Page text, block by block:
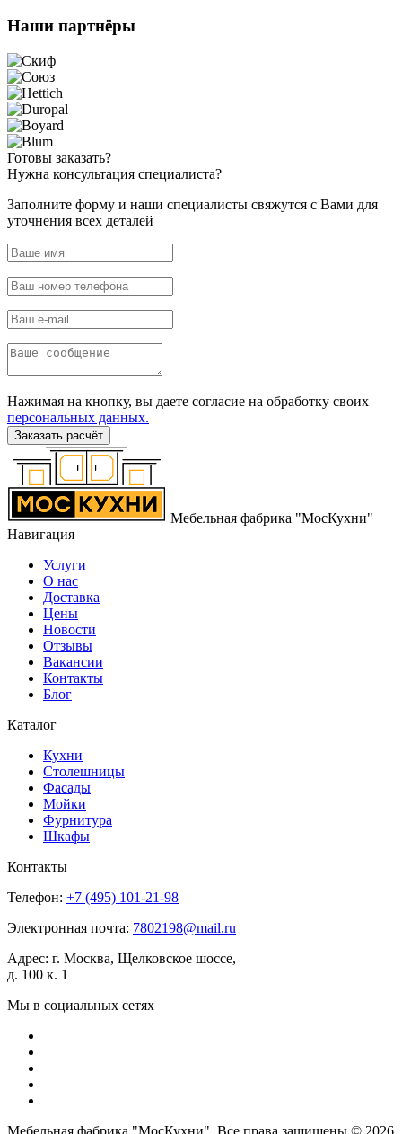
Наши партнёры
Готовы заказать?
Нужна консультация специалиста?
Заполните форму и наши специалисты свяжутся с Вами для
уточнения всех деталей
Нажимая на кнопку, вы даете согласие на обработку своих
персональных данных.
Заказать расчёт
Мебельная фабрика "МосКухни"
Навигация
Услуги
О нас
Доставка
Цены
Новости
Отзывы
Вакансии
Контакты
Блог
Каталог
Кухни
Столешницы
Фасады
Мойки
Фурнитура
Шкафы
Контакты
Телефон: +7 (495) 101-21-98
Электронная почта: 7802198@mail.ru
Адрес: г. Москва, Щелковское шоссе,
д. 100 к. 1
Мы в социальных сетях